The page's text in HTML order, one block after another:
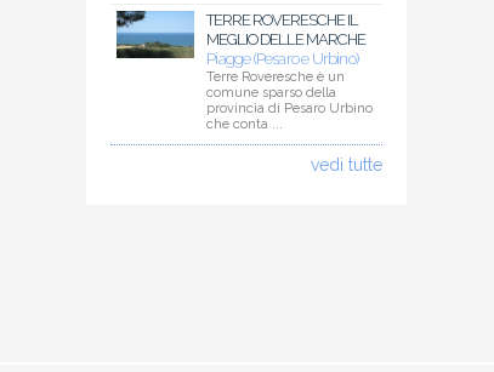
TERRE ROVERESCHE IL
MEGLIO DELLE MARCHE
Piagge (Pesaro e Urbino)
Terre Roveresche è un
comune sparso della
provincia di Pesaro Urbino
che conta ...
vedi tutte